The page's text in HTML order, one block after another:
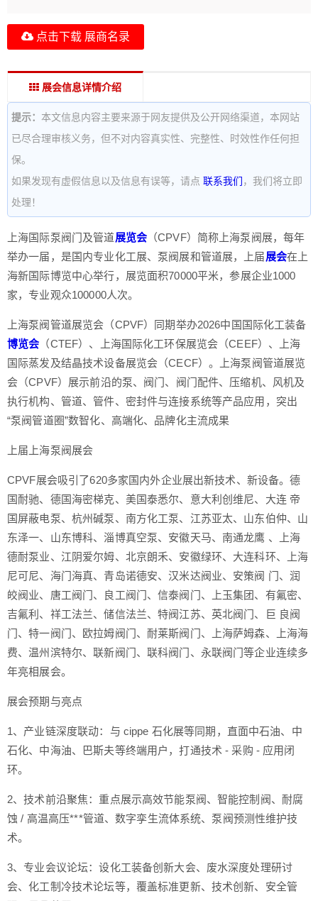
点击下载 展商名录
展会信息详情介绍
提示： 本文信息内容主要来源于网友提供及公开网络渠道，本网站
已尽合理审核义务，但不对内容真实性、完整性、时效性作任何担
保。
如果发现有虚假信息以及信息有误等，请点 联系我们 ，我们将立即
处理！
上海国际泵阀门及管道展览会（CPVF）简称上海泵阀展，每年
举办一届，是国内专业化工展、泵阀展和管道展，上届展会在上
海新国际博览中心举行，展览面积70000平米，参展企业1000
家，专业观众100000人次。
上海泵阀管道展览会（CPVF）同期举办2026中国国际化工装备
博览会 （CTEF）、上海国际化工环保展览会（CEEF）、上海
国际蒸发及结晶技术设备展览会（CECF）。上海泵阀管道展览
会（CPVF）展示前沿的泵、阀门、阀门配件、压缩机、风机及
执行机构、管道、管件、密封件与连接系统等产品应用，突出
“泵阀管道圈”数智化、高端化、品牌化主流成果
上届上海泵阀展会
CPVF展会吸引了620多家国内外企业展出新技术、新设备。德
国耐驰、德国海密梯克、美国泰悉尔、意大利创维尼、大连 帝
国屏蔽电泵、杭州碱泵、南方化工泵、江苏亚太、山东伯仲、山
东泽一、山东博科、淄博真空泵、安徽天马、南通龙鹰 、上海
德耐泵业、江阴爱尔姆、北京朗禾、安徽绿环、大连科环、上海
尼可尼、海门海真、青岛诺德安、汉米达阀业、安策阀 门、润
皎阀业、唐工阀门、良工阀门、信泰阀门、上玉集团、有氟密、
吉氟利、祥工法兰、储信法兰、特阀江苏、英北阀门、巨 良阀
门、特一阀门、欧拉姆阀门、耐莱斯阀门、上海萨姆森、上海海
费、温州滨特尔、联新阀门、联科阀门、永联阀门等企业连续多
年亮相展会。
展会预期与亮点
1、产业链深度联动：与 cippe 石化展等同期，直面中石油、中
石化、中海油、巴斯夫等终端用户，打通技术 - 采购 - 应用闭
环。
2、技术前沿聚焦：重点展示高效节能泵阀、智能控制阀、耐腐
蚀 / 高温高压***管道、数字孪生流体系统、泵阀预测性维护技
术。
3、专业会议论坛：设化工装备创新大会、废水深度处理研讨
会、化工制冷技术论坛等，覆盖标准更新、技术创新、安全管